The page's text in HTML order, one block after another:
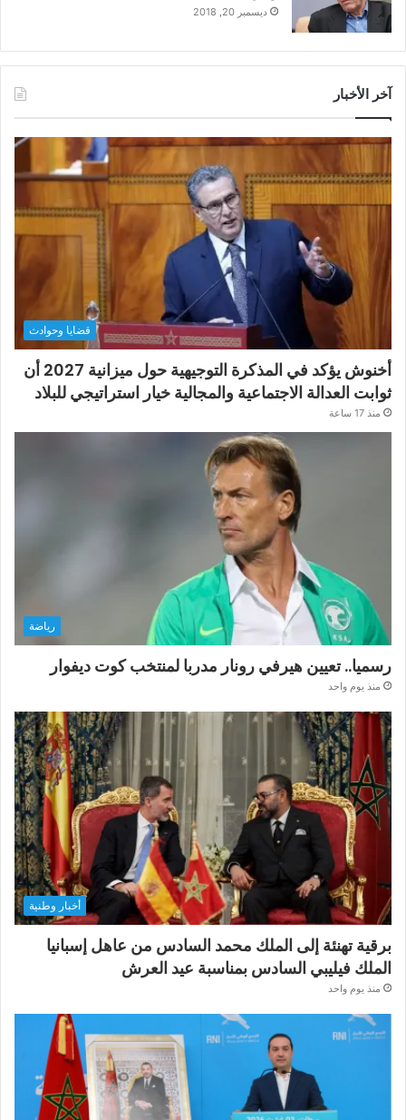
ديسمبر 20, 2018
آخر الأخبار
قضايا وحوادث
أخنوش يؤكد في المذكرة التوجيهية حول ميزانية 2027 أن
ثوابت العدالة الاجتماعية والمجالية خيار استراتيجي للبلاد
منذ 17 ساعة
رياضة
رسميا.. تعيين هيرفي رونار مدربا لمنتخب كوت ديفوار
منذ يوم واحد
أخبار وطنية
برقية تهنئة إلى الملك محمد السادس من عاهل إسبانيا
الملك فيليبي السادس بمناسبة عيد العرش
منذ يوم واحد